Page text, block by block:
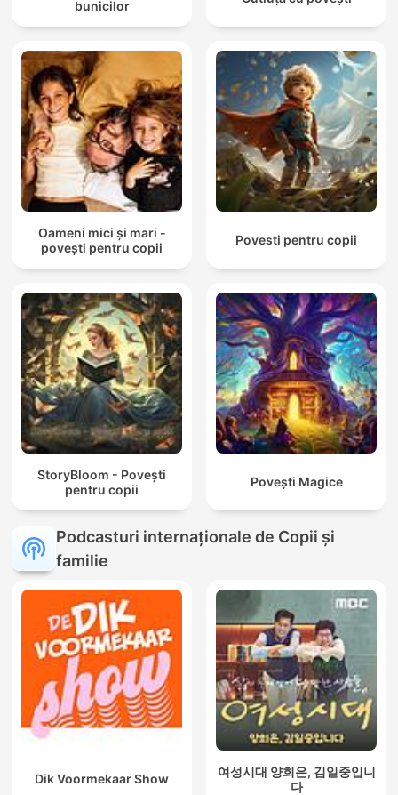
bunicilor
Oameni mici și mari -
povești pentru copii
Povesti pentru copii
StoryBloom - Povești
pentru copii
Povești Magice
Podcasturi internaționale de Copii și
familie
Dik Voormekaar Show
여성시대 양희은, 김일중입니
다